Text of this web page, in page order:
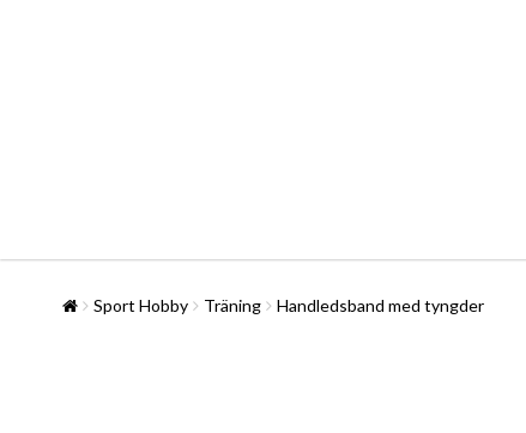
Sport Hobby Träning Handledsband med tyngder